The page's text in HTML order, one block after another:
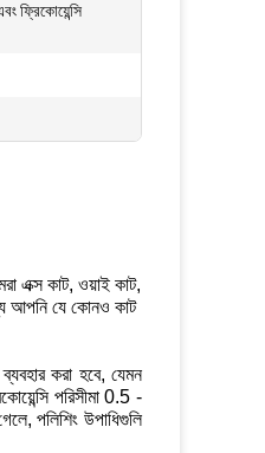
ফ্রিকোয়েন্সি
এক্স কাট, ওয়াই কাট,
আপনি যে কোনও কাট
করা হবে, যেমন
পরিসীমা 0.5 -
পলিশিং উপাধিগুলি